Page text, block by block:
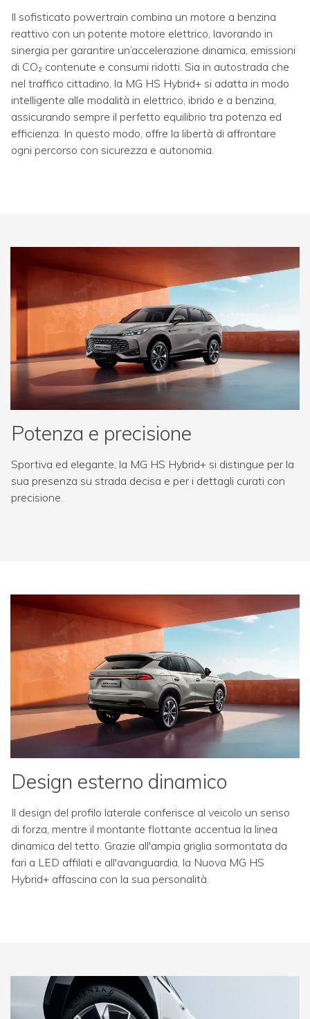
Il sofisticato powertrain combina un motore a benzina
reattivo con un potente motore elettrico, lavorando in
sinergia per garantire un’accelerazione dinamica, emissioni
di CO₂ contenute e consumi ridotti. Sia in autostrada che
nel traffico cittadino, la MG HS Hybrid+ si adatta in modo
intelligente alle modalità in elettrico, ibrido e a benzina,
assicurando sempre il perfetto equilibrio tra potenza ed
efficienza. In questo modo, offre la libertà di affrontare
ogni percorso con sicurezza e autonomia.
Potenza e precisione
Sportiva ed elegante, la MG HS Hybrid+ si distingue per la
sua presenza su strada decisa e per i dettagli curati con
precisione.
Design esterno dinamico
Il design del profilo laterale conferisce al veicolo un senso
di forza, mentre il montante flottante accentua la linea
dinamica del tetto. Grazie all'ampia griglia sormontata da
fari a LED affilati e all'avanguardia, la Nuova MG HS
Hybrid+ affascina con la sua personalità.